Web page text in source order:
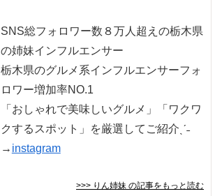
SNS総フォロワー数８万人超えの栃木県
の姉妹インフルエンサー
栃木県のグルメ系インフルエンサーフォ
ロワー増加率NO.1
「おしゃれで美味しいグルメ」「ワクワ
クするスポット」を厳選してご紹介ˎˊ˗
→ instagram
>>> りん姉妹 の記事をもっと読む